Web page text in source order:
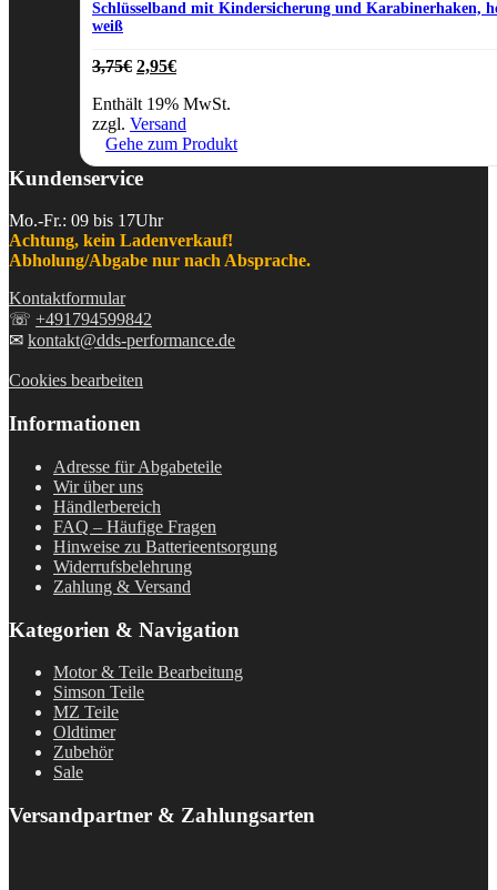
Schlüsselband mit Kindersicherung und Karabinerhaken,
weiß
3,75€ Ursprünglicher
war:
3,75€
2,95€Aktueller
ist:
2,95€.
Enthält 19% MwSt.
zzgl. Versand
Gehe zum Produkt
Kundenservice
Mo.-Fr.: 09 bis 17Uhr
Achtung, kein Ladenverkauf!
Abholung/Abgabe nur nach Absprache.
Kontaktformular
☏ +491794599842
✉ kontakt@dds-performance.de
Cookies bearbeiten
Informationen
Adresse für Abgabeteile
Wir über uns
Händlerbereich
FAQ – Häufige Fragen
Hinweise zu Batterieentsorgung
Widerrufsbelehrung
Zahlung & Versand
Kategorien & Navigation
Motor & Teile Bearbeitung
Simson Teile
MZ Teile
Oldtimer
Zubehör
Sale
Versandpartner & Zahlungsarten